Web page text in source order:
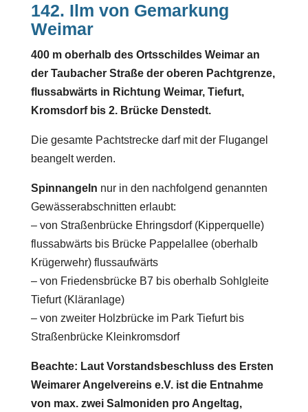
142. Ilm von Gemarkung
Weimar
400 m oberhalb des Ortsschildes Weimar an
der Taubacher Straße der oberen Pachtgrenze,
flussabwärts in Richtung Weimar, Tiefurt,
Kromsdorf bis 2. Brücke Denstedt.
Die gesamte Pachtstrecke darf mit der Flugangel
beangelt werden.
Spinnangeln nur in den nachfolgend genannten
Gewässerabschnitten erlaubt:
– von Straßenbrücke Ehringsdorf (Kipperquelle)
flussabwärts bis Brücke Pappelallee (oberhalb
Krügerwehr) flussaufwärts
– von Friedensbrücke B7 bis oberhalb Sohlgleite
Tiefurt (Kläranlage)
– von zweiter Holzbrücke im Park Tiefurt bis
Straßenbrücke Kleinkromsdorf
Beachte: Laut Vorstandsbeschluss des Ersten
Weimarer Angelvereins e.V. ist die Entnahme
von max. zwei Salmoniden pro Angeltag,